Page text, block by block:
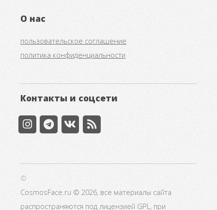
О нас
пользовательское соглашение
политика конфиденциальности
Контакты и соцсети
©
CosmosFace.ru © 2026, все материалы сайта
распространяются под лицензией GPL, при